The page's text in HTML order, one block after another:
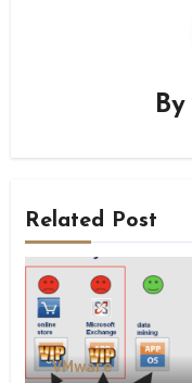
By
Related Post
VMware